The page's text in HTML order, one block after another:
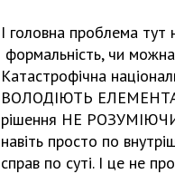
І головна проблема
формальність, чи
Катастрофічна
ВОЛОДІЮТЬ
рішення НЕ
навіть просто по
справ по суті. І це не